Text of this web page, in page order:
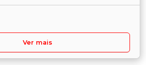
Ver mais